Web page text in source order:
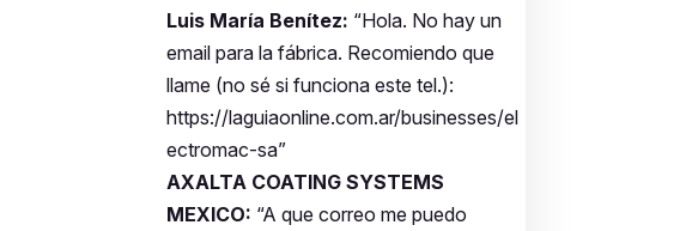
Luis María Benítez: “Hola. No hay un
email para la fábrica. Recomiendo que
llame (no sé si funciona este tel.):
https://laguiaonline.com.ar/businesses/el
ectromac-sa”
AXALTA COATING SYSTEMS
MEXICO: “A que correo me puedo